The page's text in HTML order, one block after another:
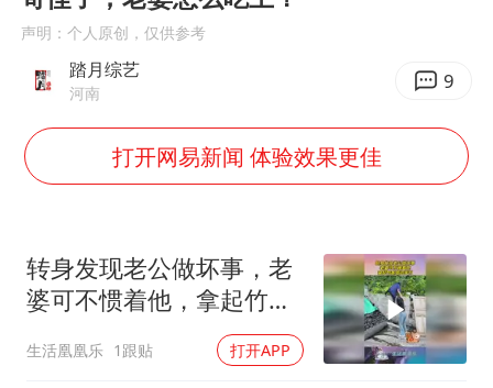
“天津之眼”摩天轮附近2人落水
银行午休1.5小时 留个窗口行不行
南太行山失联女孩最后信号不在山林
李亚鹏向地铁吐血女孩捐99999元
总书记关心百姓身边这些民生大事
声明：个人原创，仅供参考
踏月综艺
河南 9
打开网易新闻 体验效果更佳
转身发现老公做坏事，老
婆可不惯着他，拿起竹条
生活凰凰乐 1跟贴 打开APP